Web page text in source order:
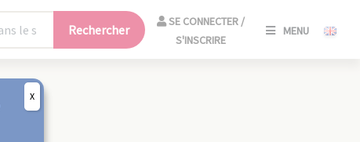
Rechercher
SE CONNECTER /
S'INSCRIRE
MENU
X